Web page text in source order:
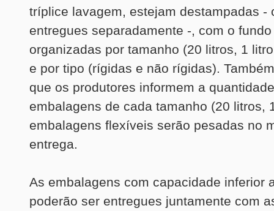
tríplice lavagem, estejam destampadas -
entregues separadamente -, com o
organizadas por tamanho (20 litros, 1
e por tipo (rígidas e não rígidas).
que os produtores informem a
embalagens de cada tamanho (20 litros,
embalagens flexíveis serão pesadas no
entrega.
As embalagens com capacidade inferior
poderão ser entregues juntamente com